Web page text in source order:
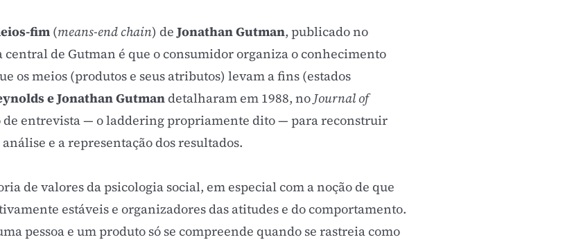
fim (means-end chain) deJonathan Gutman, publicado no
central de Gutman é que o consumidor organiza o conhecimento
os meios (produtos e seus atributos) levam a fins (estados
e Jonathan Gutmandetalharam em 1988, noJournal of
de entrevista — o laddering propriamente dito — para reconstruir
e a representação dos resultados.
de valores da psicologia social, em especial com a noção de que
estáveis e organizadores das atitudes e do comportamento.
pessoa e um produto só se compreende quando se rastreia como